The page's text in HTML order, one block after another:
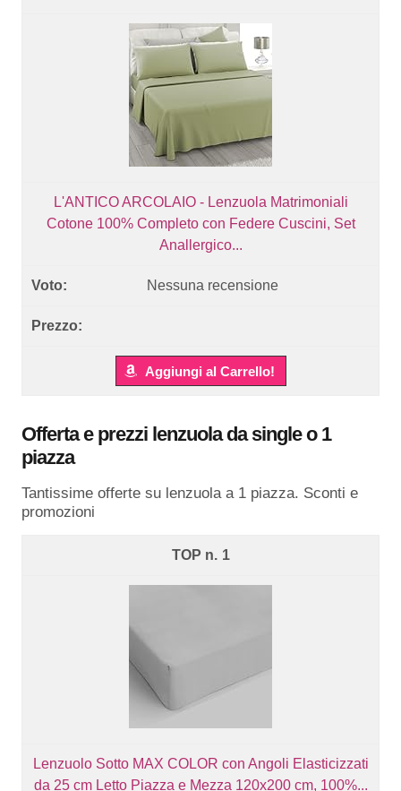
L'ANTICO ARCOLAIO - Lenzuola Matrimoniali
Cotone 100% Completo con Federe Cuscini, Set
Anallergico...
Nessuna recensione
Aggiungi al Carrello!
Offerta e prezzi lenzuola da single o 1
piazza
Tantissime offerte su lenzuola a 1 piazza. Sconti e
promozioni
1
Lenzuolo Sotto MAX COLOR con Angoli Elasticizzati
da 25 cm Letto Piazza e Mezza 120x200 cm, 100%...